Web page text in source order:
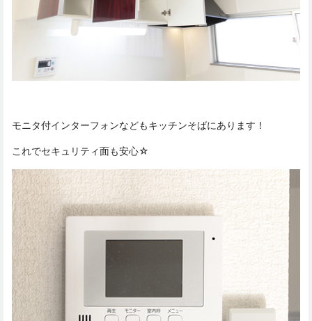
モニタ付インターフォンなどもキッチンそばにあります！
これでセキュリティ面も安心☆